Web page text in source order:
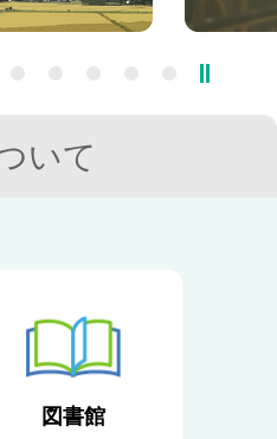
いて
図書館